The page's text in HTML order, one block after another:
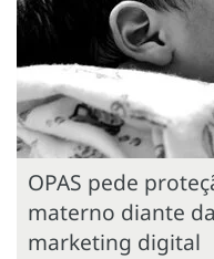
OPAS pede
materno diante
marketing digital